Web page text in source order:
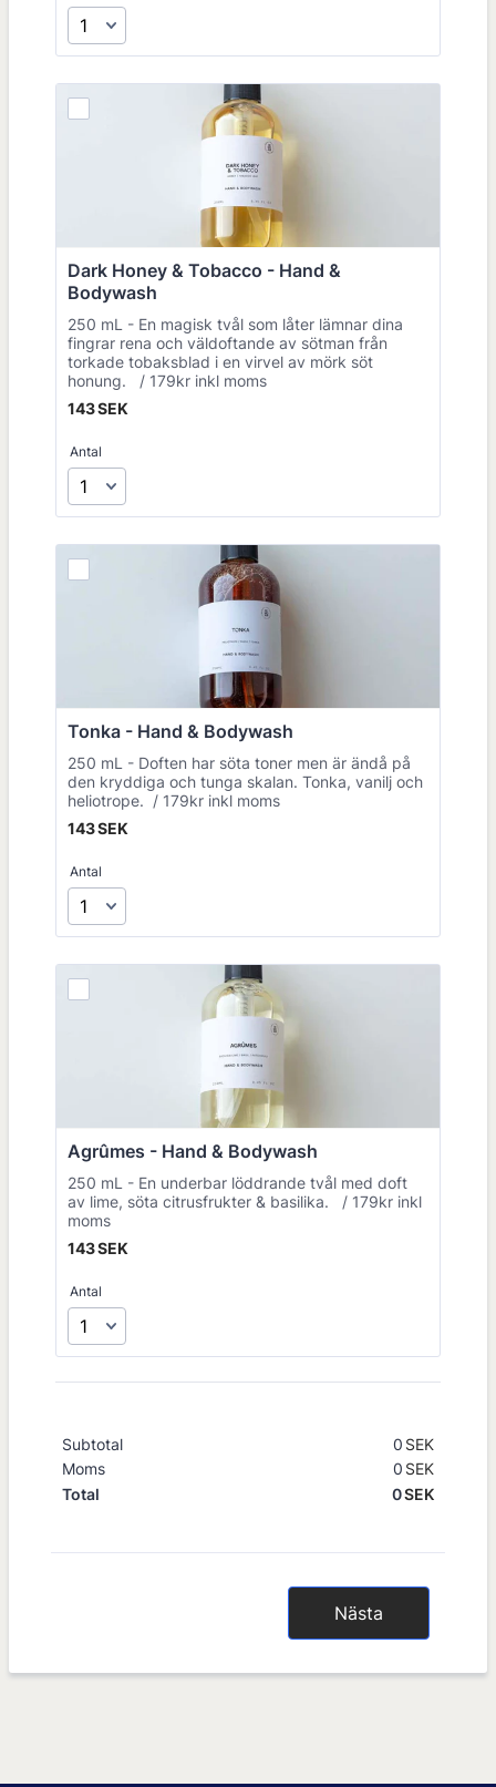
Dark Honey & Tobacco - Hand &
Bodywash
250 mL - En magisk tvål som låter lämnar dina
fingrar rena och väldoftande av sötman från
torkade tobaksblad i en virvel av mörk söt
honung. / 179kr inkl moms
143 SEK
143SEK
Antal
Tonka - Hand & Bodywash
250 mL - Doften har söta toner men är ändå på
den kryddiga och tunga skalan. Tonka, vanilj och
heliotrope. / 179kr inkl moms
143 SEK
143SEK
Antal
Agrûmes - Hand & Bodywash
250 mL - En underbar löddrande tvål med doft
av lime, söta citrusfrukter & basilika. / 179kr inkl
moms
143 SEK
143SEK
Antal
Subtotal 0,00
0 SEK
Moms
0,00
0 SEK
Total
0,00
0SEK
Nästa